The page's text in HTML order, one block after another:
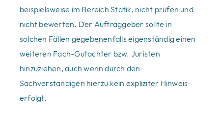
beispielsweise im Bereich Statik, nicht prüfen und
nicht bewerten. Der Auftraggeber sollte in
solchen Fällen gegebenenfalls eigenständig einen
weiteren Fach-Gutachter bzw. Juristen
hinzuziehen, auch wenn durch den
Sachverständigen hierzu kein expliziter Hinweis
erfolgt.